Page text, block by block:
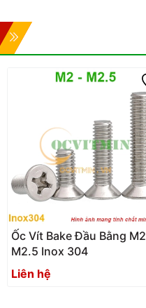
Ốc Vít Bake Đầu Bằng M2
M2.5 Inox 304
Liên hệ